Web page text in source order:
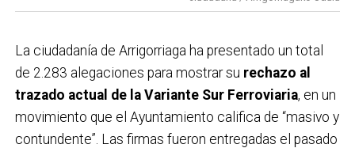
La ciudadanía de Arrigorriaga ha presentado un total
de 2.283 alegaciones para mostrar su rechazo al
trazado actual de la Variante Sur Ferroviaria, en un
movimiento que el Ayuntamiento califica de “masivo y
contundente”. Las firmas fueron entregadas el pasado